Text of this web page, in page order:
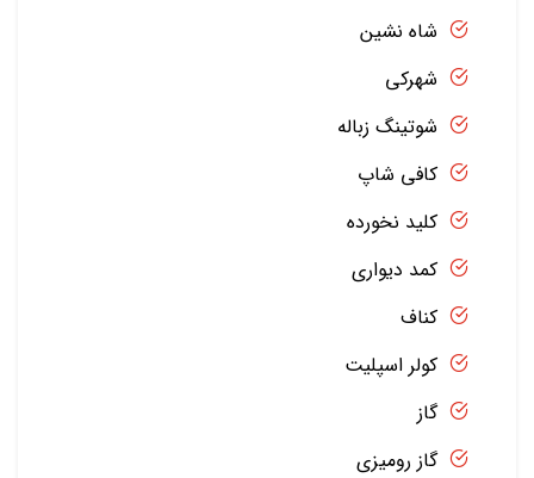
شاه نشین
شهرکی
شوتینگ زباله
کافی شاپ
کلید نخورده
کمد دیواری
کناف
کولر اسپلیت
گاز
گاز رومیزی